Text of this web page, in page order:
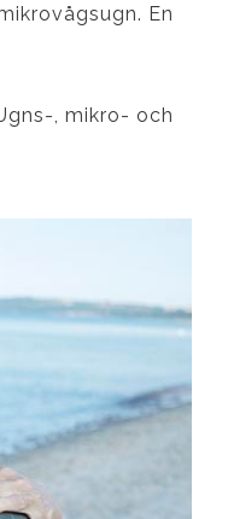
En
, mikro- och